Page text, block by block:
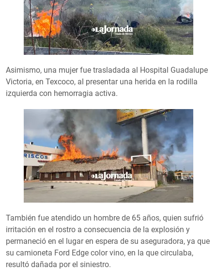
Asimismo, una mujer fue trasladada al Hospital Guadalupe
Victoria, en Texcoco, al presentar una herida en la rodilla
izquierda con hemorragia activa.
También fue atendido un hombre de 65 años, quien sufrió
irritación en el rostro a consecuencia de la explosión y
permaneció en el lugar en espera de su aseguradora, ya que
su camioneta Ford Edge color vino, en la que circulaba,
resultó dañada por el siniestro.